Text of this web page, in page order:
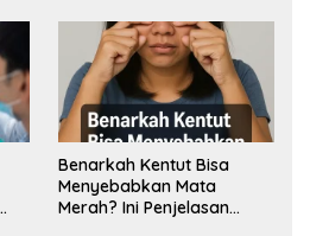
Benarkah Kentut Bisa
Menyebabkan Mata
Merah? Ini Penjelasan